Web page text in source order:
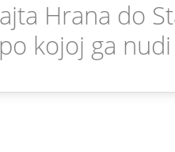
Hrana do
kojoj ga